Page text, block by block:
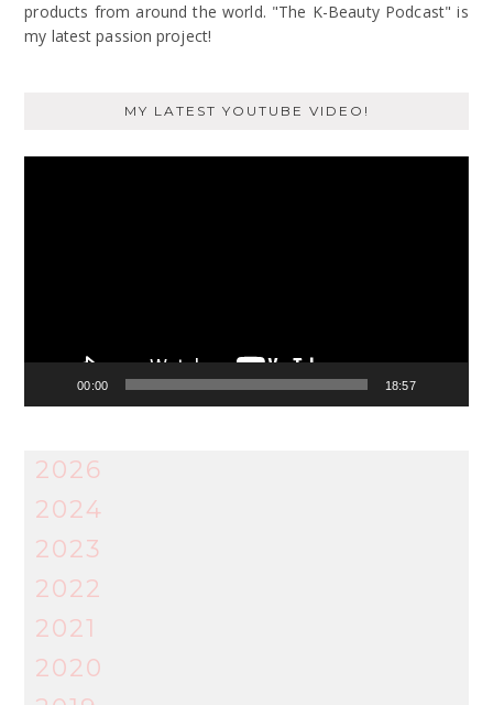
products from around the world. "The K-Beauty Podcast" is
my latest passion project!
MY LATEST YOUTUBE VIDEO!
00:00 18:57
2026
2024
2023
2022
2021
2020